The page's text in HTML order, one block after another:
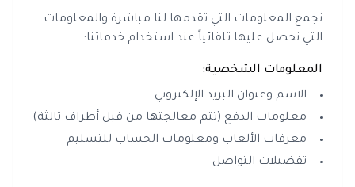
نجمع المعلومات التي تقدمها لنا مباشرة والمعلومات
التي نحصل عليها تلقائياً عند استخدام خدماتنا:
المعلومات الشخصية:
الاسم وعنوان البريد الإلكتروني
معلومات الدفع (تتم معالجتها من قبل أطراف ثالثة)
معرفات الألعاب ومعلومات الحساب للتسليم
تفضيلات التواصل